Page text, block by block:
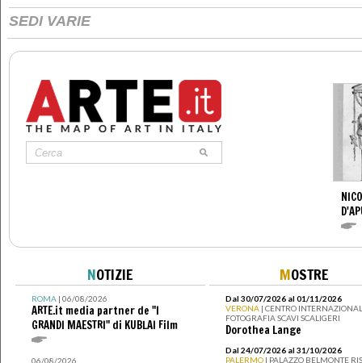
SEDI VARIE
NOTIZIE
ROMA| 06/08/2026
ARTE.it media partner de "I
GRANDI MAESTRI" di KUBLAI Film
06/08/2026
MOSTRE
Dal 30/07/2026 al 01/11/2026
VERONA | CENTRO
FOTOGRAFIA SCAVI SCALIGERI
Dorothea Lange
Dal 24/07/2026 al 31/10/2026
PALERMO | PALAZZO BELMONTE